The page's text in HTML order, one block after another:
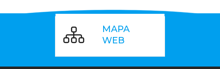
MAPA
WEB